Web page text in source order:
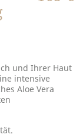
und Ihrer Haut
intensive
Aloe Vera